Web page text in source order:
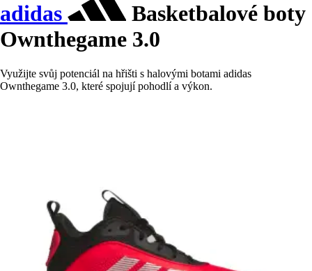
adidas
Basketbalové boty
Ownthegame 3.0
Využijte svůj potenciál na hřišti s halovými botami adidas
Ownthegame 3.0, které spojují pohodlí a výkon.